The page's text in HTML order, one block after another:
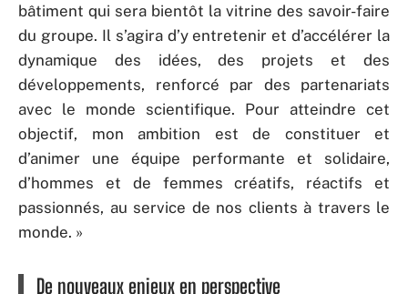
bâtiment qui sera bientôt la vitrine des savoir-faire
du groupe. Il s’agira d’y entretenir et d’accélérer la
dynamique des idées, des projets et des
développements, renforcé par des partenariats
avec le monde scientifique. Pour atteindre cet
objectif, mon ambition est de constituer et
d’animer une équipe performante et solidaire,
d’hommes et de femmes créatifs, réactifs et
passionnés, au service de nos clients à travers le
monde. »
De nouveaux enjeux en perspective